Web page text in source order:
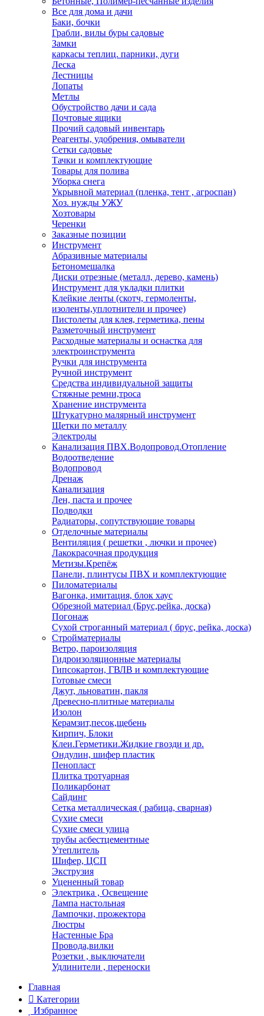
Все для дома и дачи
Баки, бочки
Грабли, вилы буры садовые
Замки
каркасы теплиц. парники, дуги
Леска
Лестницы
Лопаты
Метлы
Обустройство дачи и сада
Почтовые ящики
Прочий садовый инвентарь
Реагенты, удобрения, омыватели
Сетки садовые
Тачки и комплектующие
Товары для полива
Уборка снега
Укрывной материал (пленка, тент , агроспан)
Хоз. нужды УЖУ
Хозтовары
Черенки
Заказные позиции
Инструмент
Абразивные материалы
Бетономешалка
Диски отрезные (металл, дерево, камень)
Инструмент для укладки плитки
Клейкие ленты (скотч, гермоленты,
изоленты,уплотнители и прочее)
Пистолеты для клея, герметика, пены
Разметочный инструмент
Расходные материалы и оснастка для
электроинструмента
Ручки для инструмента
Ручной инструмент
Средства индивидуальной защиты
Стяжные ремни,троса
Хранение инструмента
Штукатурно малярный инструмент
Щетки по металлу
Электроды
Канализация ПВХ.Водопровод.Отопление
Водоотведение
Водопровод
Дренаж
Канализация
Лен, паста и прочее
Подводки
Радиаторы, сопутствующие товары
Отделочные материалы
Вентиляция ( решетки , лючки и прочее)
Лакокрасочная продукция
Метизы.Крепёж
Панели, плинтусы ПВХ и комплектующие
Пиломатериалы
Вагонка, имитация, блок хаус
Обрезной материал (Брус,рейка, доска)
Погонаж
Сухой строганный материал ( брус, рейка, доска)
Стройматериалы
Ветро, пароизоляция
Гидроизоляционные материалы
Гипсокартон, ГВЛВ и комплектующие
Готовые смеси
Джут, льноватин, пакля
Древесно-плитные материалы
Изолон
Керамзит,песок,щебень
Кирпич, Блоки
Клеи.Герметики.Жидкие гвозди и др.
Ондулин, шифер пластик
Пенопласт
Плитка тротуарная
Поликарбонат
Сайдинг
Сетка металлическая ( рабица, сварная)
Сухие смеси
Сухие смеси улица
трубы асбестцементные
Утеплитель
Шифер, ЦСП
Экструзия
Уцененный товар
Электрика , Освещение
Лампа настольная
Лампочки, прожектора
Люстры
Настенные Бра
Провода,вилки
Розетки , выключатели
Удлинители , переноски
Главная
Категории
Избранное